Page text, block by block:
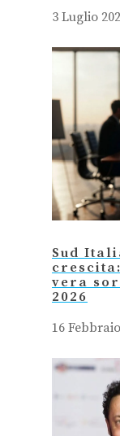
3 Luglio
Sud
vera
2026
16